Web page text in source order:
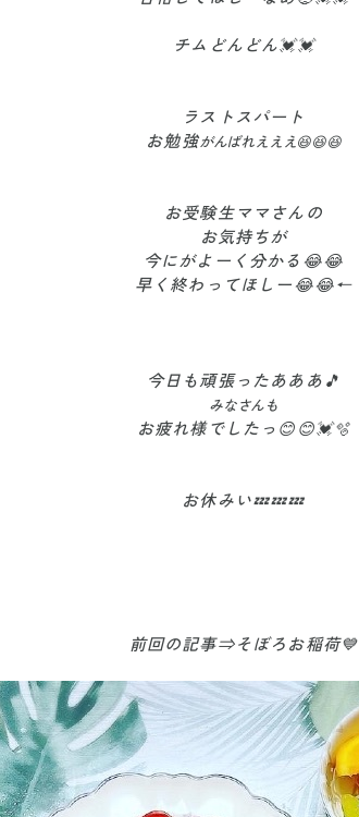
チムどんどん💓💓
ラストスパート
お勉強がんばれえええ😆😆😆
お受験生ママさんの
お気持ちが
今にがよーく分かる😂😂
早く終わってほしー😂😂←
今日も頑張ったあああ🎵
みなさんも
お疲れ様でしたっ😊😊💓🫧
お休みい💤💤💤
前回の記事⇒そぼろお稲荷💙